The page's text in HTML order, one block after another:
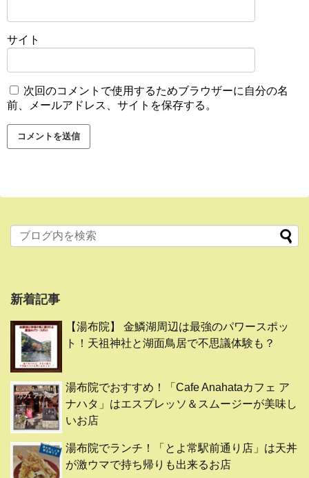
サイト
次回のコメントで使用するためブラウザーに自分の名
前、メールアドレス、サイトを保存する。
新着記事
【湯布院】 金鱗湖周辺は最強のパワースポッ
ト！天祖神社と湖面鳥居で不思議体験も？
湯布院でおすすめ！「Cafe Anahataカフェ ア
ナハタ」はエスプレッソ＆スムージーが美味し
いお店
湯布院でランチ！「とよ常駅前通り店」は天丼
が激ウマで持ち帰りも出来るお店